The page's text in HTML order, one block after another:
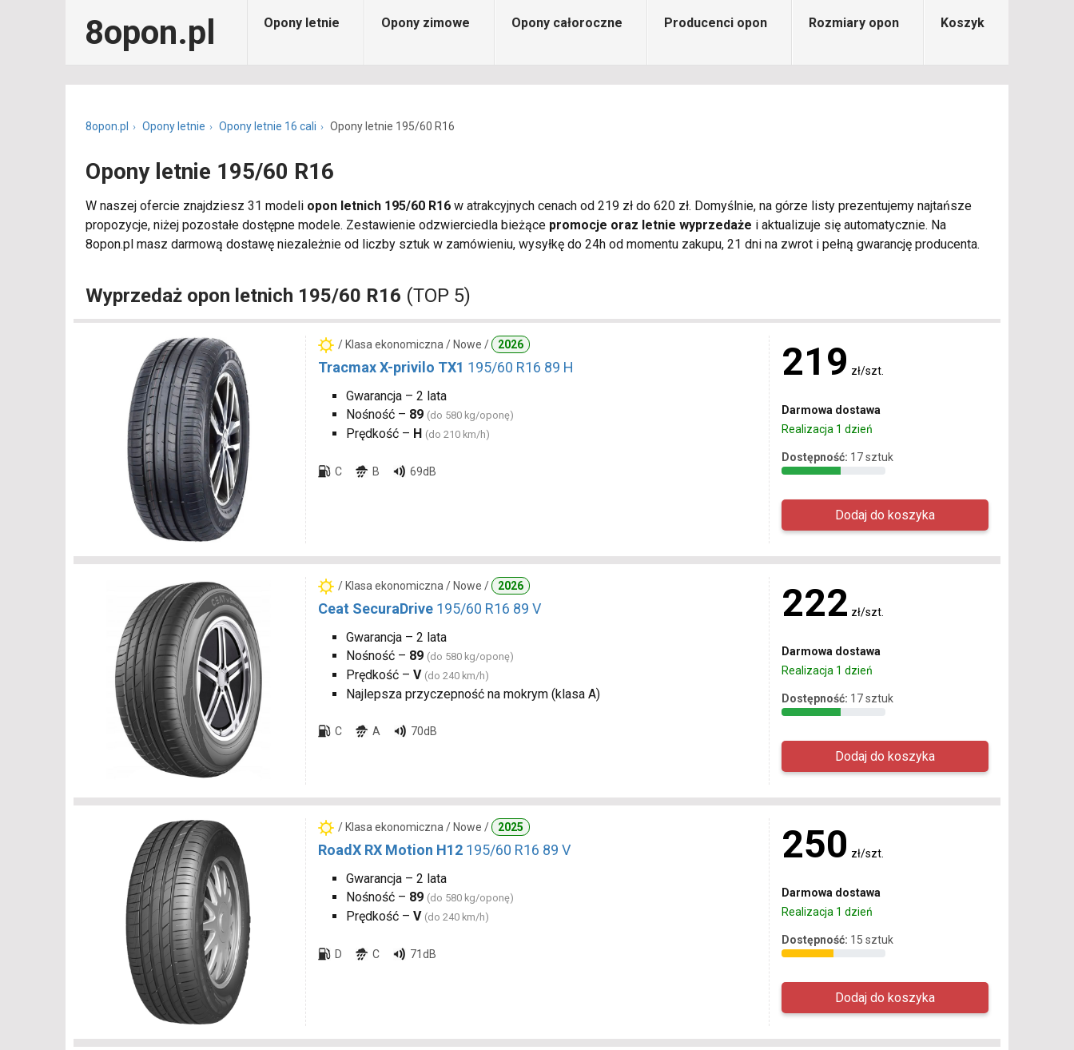
8opon.pl Opony letnie Opony zimowe Opony całoroczne Producenci opon Rozmiary opon Koszyk
8opon.pl Opony letnie Opony letnie 16 cali Opony letnie 195/60 R16
Opony letnie 195/60 R16
W naszej ofercie znajdziesz 31 modeli opon letnich 195/60 R16 w atrakcyjnych cenach od 219 zł do 620 zł. Domyślnie, na górze listy prezentujemy najtańsze
propozycje, niżej pozostałe dostępne modele. Zestawienie odzwierciedla bieżące promocje oraz letnie wyprzedaże i aktualizuje się automatycznie. Na
8opon.pl masz darmową dostawę niezależnie od liczby sztuk w zamówieniu, wysyłkę do 24h od momentu zakupu, 21 dni na zwrot i pełną gwarancję producenta.
Wyprzedaż opon letnich 195/60 R16 (TOP 5)
/ Klasa ekonomiczna / Nowe / 2026
Tracmax X-privilo TX1 195/60 R16 89 H
Gwarancja – 2 lata
Nośność – 89 (do 580 kg/oponę)
Prędkość – H (do 210 km/h)
C B 69dB
219 zł/szt.
Darmowa dostawa
Realizacja 1 dzień
Dostępność: 17 sztuk
/ Klasa ekonomiczna / Nowe / 2026
Ceat SecuraDrive 195/60 R16 89 V
Gwarancja – 2 lata
Nośność – 89 (do 580 kg/oponę)
Prędkość – V (do 240 km/h)
Najlepsza przyczepność na mokrym (klasa A)
C A 70dB
222 zł/szt.
Darmowa dostawa
Realizacja 1 dzień
Dostępność: 17 sztuk
/ Klasa ekonomiczna / Nowe / 2025
RoadX RX Motion H12 195/60 R16 89 V
Gwarancja – 2 lata
Nośność – 89 (do 580 kg/oponę)
Prędkość – V (do 240 km/h)
D C 71dB
250 zł/szt.
Darmowa dostawa
Realizacja 1 dzień
Dostępność: 15 sztuk